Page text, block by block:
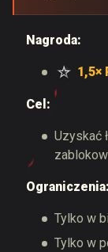
Nagroda:
1,5×
Cel:
Uzyskać
Ograniczenia:
Tylko w
Tylko w